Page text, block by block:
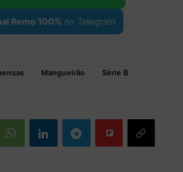
Remo 100% no Telegram
Mangueirão Série B